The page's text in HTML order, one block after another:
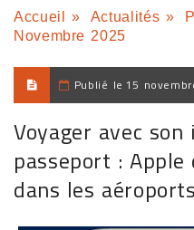
Accueil » Actualités »
Novembre 2025
Publié le 15
Voyager avec
passeport :
dans les